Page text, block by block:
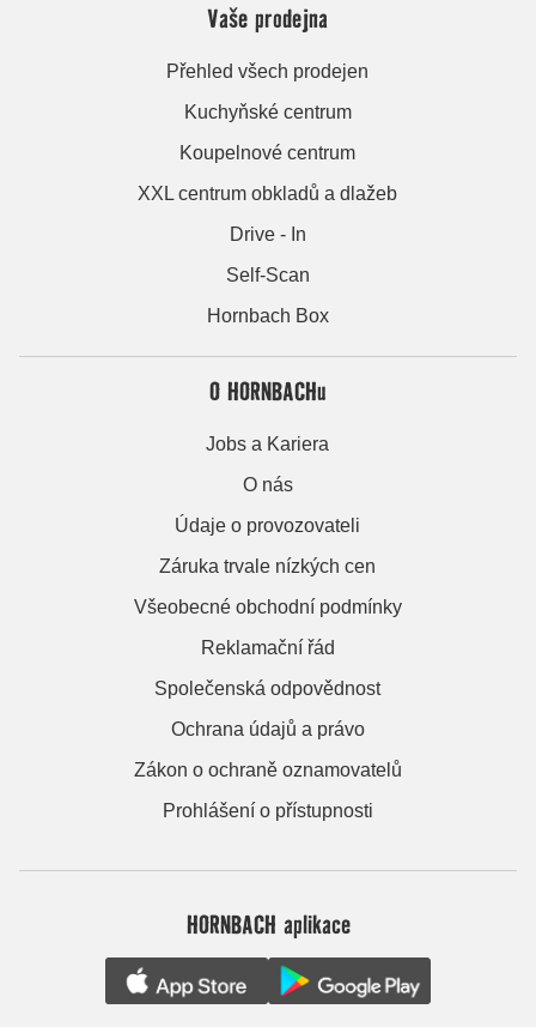
Vaše prodejna
Přehled všech prodejen
Kuchyňské centrum
Koupelnové centrum
XXL centrum obkladů a dlažeb
Drive - In
Self-Scan
Hornbach Box
O HORNBACHu
Jobs a Kariera
O nás
Údaje o provozovateli
Záruka trvale nízkých cen
Všeobecné obchodní podmínky
Reklamační řád
Společenská odpovědnost
Ochrana údajů a právo
Zákon o ochraně oznamovatelů
Prohlášení o přístupnosti
HORNBACH aplikace